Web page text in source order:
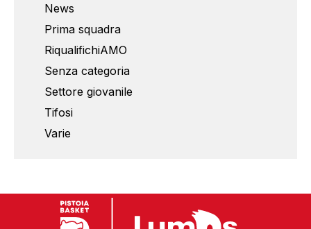
News
Prima squadra
RiqualifichiAMO
Senza categoria
Settore giovanile
Tifosi
Varie